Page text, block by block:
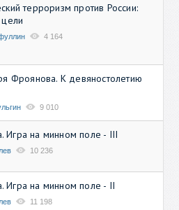
терроризм против России:
4 164
Фроянова. К девяностолетию
9 010
Игра на минном поле - III
10 236
Игра на минном поле - II
11 198